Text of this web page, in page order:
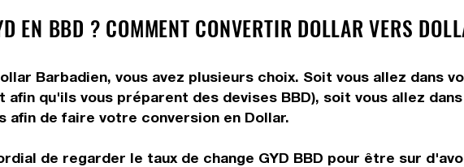
EN BBD ? COMMENT CONVERTIR DOLLAR VERS
Barbadien, vous avez plusieurs choix. Soit vous allez dans
afin qu'ils vous préparent des devises BBD), soit vous allez
afin de faire votre conversion en Dollar.
de regarder le taux de change GYD BBD pour être sur